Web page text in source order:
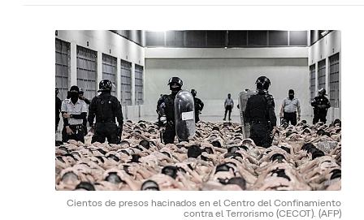
Cientos de presos hacinados en el Centro del Confinamiento
contra el Terrorismo (CECOT). (AFP)